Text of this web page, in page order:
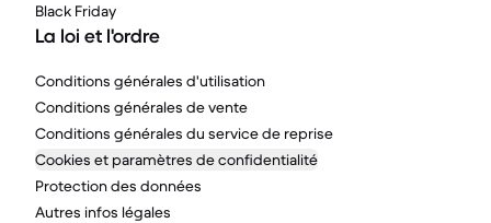
Black Friday
La loi et l'ordre
Conditions générales d'utilisation
Conditions générales de vente
Conditions générales du service de reprise
Cookies et paramètres de confidentialité
Protection des données
Autres infos légales